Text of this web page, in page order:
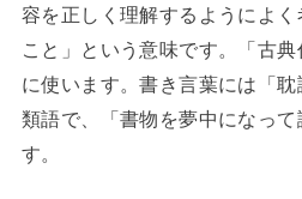
容を正しく理解するようによ
こと」という意味です。「古
に使います。書き言葉には「
類語で、「書物を夢中になっ
す。